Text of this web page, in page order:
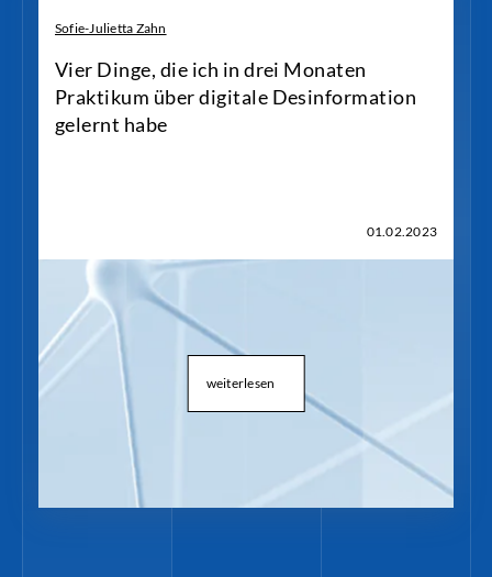
Sofie-Julietta Zahn
Vier Dinge, die ich in drei Monaten
Praktikum über digitale Desinformation
gelernt habe
01.02.2023
weiterlesen